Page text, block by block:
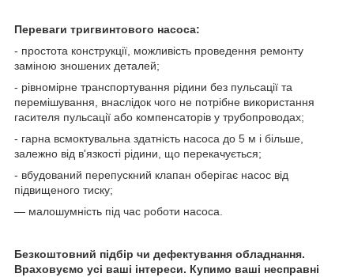
Переваги тригвинтового насоса:
- простота конструкції, можливість проведення ремонту
заміною зношених деталей;
- рівномірне транспортування рідини без пульсації та
перемішування, внаслідок чого не потрібне використання
гасителя пульсації або компенсаторів у трубопроводах;
- гарна всмоктувальна здатність насоса до 5 м і більше,
залежно від в'язкості рідини, що перекачується;
- вбудований перепускний клапан оберігає насос від
підвищеного тиску;
— малошумність під час роботи насоса.
Безкоштовний підбір чи дефектування обладнання.
Враховуємо усі ваші інтереси. Купимо ваші несправні